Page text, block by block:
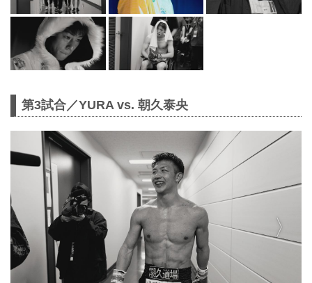
第3試合／YURA vs. 朝久泰央